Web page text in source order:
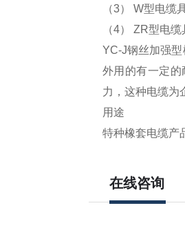
（3） W型电缆
（4） ZR型电
YC-J钢丝加强
外用的有一定
力，这种电缆为
用途
特种橡套电缆产
在线咨询